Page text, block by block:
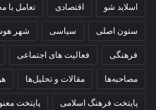
اسلاید شو اقتصادی تعامل با
ستون اصلی سیاسی شهر
فرهنگی فعالیت های اجتماعی
مصاحبه‌ها مقالات و تحلیل‌ها
پایتخت فرهنگ اسلامی پایتخت